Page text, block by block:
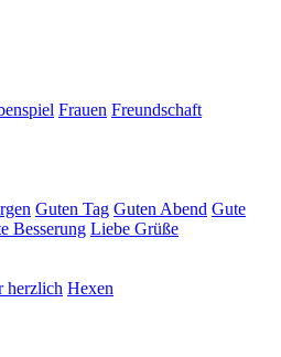
Frauen Freundschaft
Guten Tag Guten Abend Gute
Besserung Liebe Grüße
herzlich Hexen